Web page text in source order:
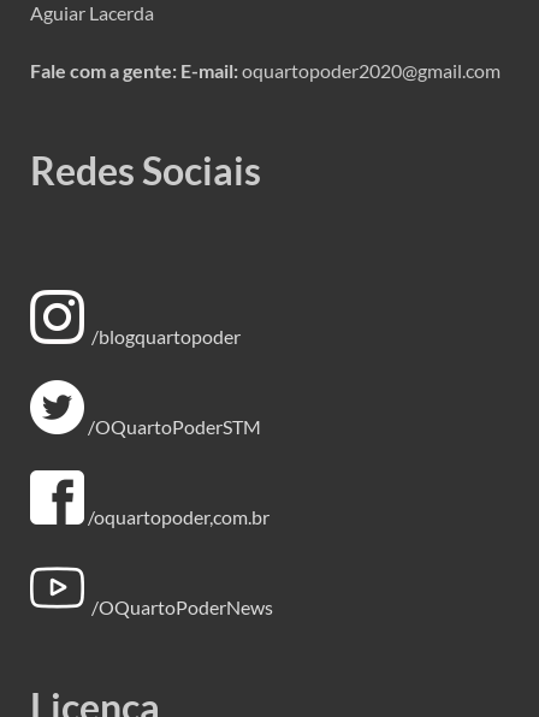
Aguiar Lacerda
Fale com a gente: E-mail:oquartopoder2020@gmail.com
Redes Sociais
/blogquartopoder
/OQuartoPoderSTM
/oquartopoder,com.br
/OQuartoPoderNews
Licença